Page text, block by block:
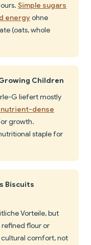
Simple sugars
energyohne
(oats, whole
Children
G liefert mostly
nutrient-dense
growth.
staple for
Biscuits
Vorteile, but
flour or
comfort, not